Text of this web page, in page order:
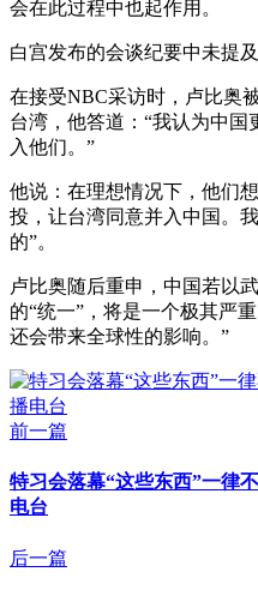
会在此过程中也起作用。
白宫发布的会谈纪要中未提及
在接受NBC采访时，卢比奥
台湾，他答道：“我认为中
入他们。”
他说：在理想情况下，他们
投，让台湾同意并入中国。
的”。
卢比奥随后重申，中国若以
的“统一”，将是一个极其严
还会带来全球性的影响。”
前一篇
特习会落幕“这些东西”一律
电台
后一篇